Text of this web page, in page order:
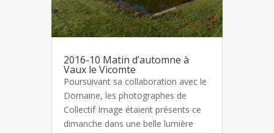
2016-10 Matin d’automne à
Vaux le Vicomte
Poursuivant sa collaboration avec le
Domaine, les photographes de
Collectif Image étaient présents ce
dimanche dans une belle lumière